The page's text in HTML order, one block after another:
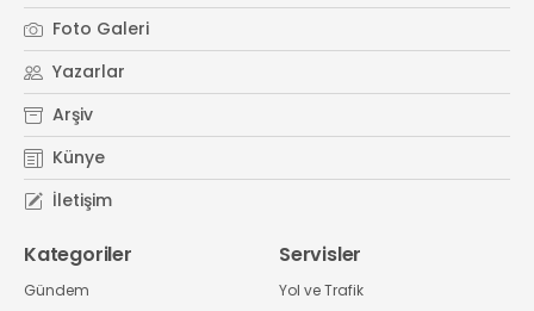
Foto Galeri
Yazarlar
Arşiv
Künye
İletişim
Kategoriler
Gündem
Servisler
Yol ve Trafik